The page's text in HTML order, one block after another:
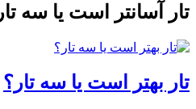
تار آسانتر است یا سه تار
تار بهتر است یا سه تار؟